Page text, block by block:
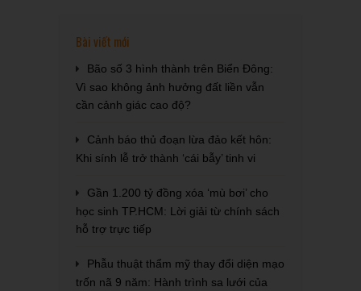
Bài viết mới
Bão số 3 hình thành trên Biển Đông:
Vì sao không ảnh hưởng đất liền vẫn
cần cảnh giác cao độ?
Cảnh báo thủ đoạn lừa đảo kết hôn:
Khi sính lễ trở thành ‘cái bẫy’ tinh vi
Gần 1.200 tỷ đồng xóa ‘mù bơi’ cho
học sinh TP.HCM: Lời giải từ chính sách
hỗ trợ trực tiếp
Phẫu thuật thẩm mỹ thay đổi diện mạo
trốn nã 9 năm: Hành trình sa lưới của